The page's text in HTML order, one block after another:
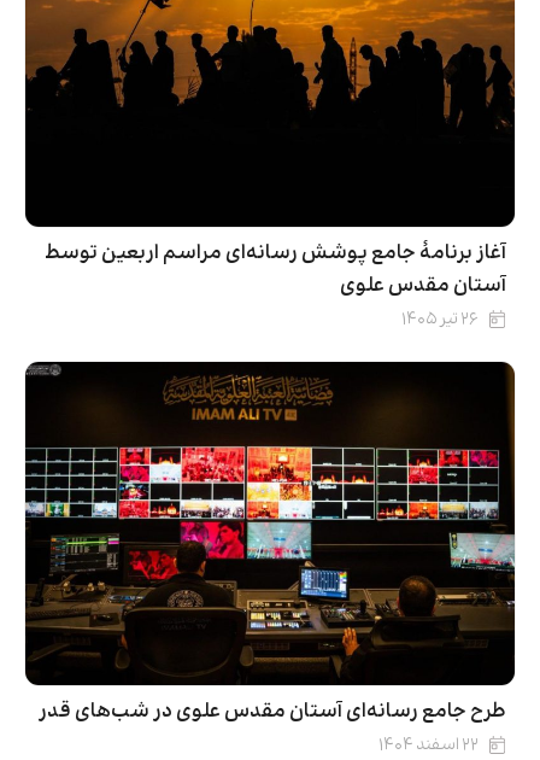
آغاز برنامۀ جامع پوشش رسانه‌ای مراسم اربعین توسط
آستان مقدس علوی
۲۶ تیر ۱۴۰۵
طرح جامع رسانه‌ای آستان مقدس علوی در شب‌های قدر
۲۲ اسفند ۱۴۰۴